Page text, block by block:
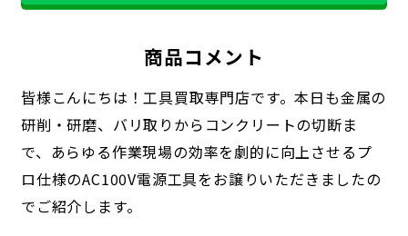
商品コメント
皆様こんにちは！工具買取専門店です。本日も金属の
研削・研磨、バリ取りからコンクリートの切断ま
で、あらゆる作業現場の効率を劇的に向上させるプ
ロ仕様のAC100V電源工具をお譲りいただきましたの
でご紹介します。